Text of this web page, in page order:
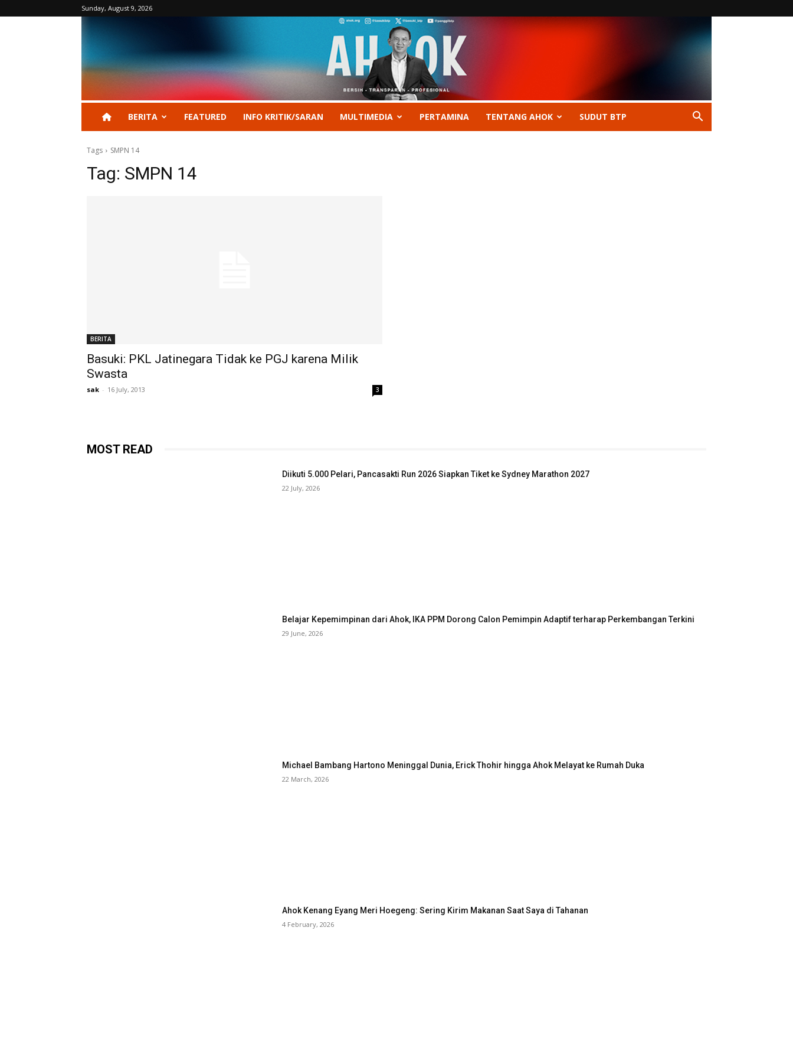
Sunday, August 9, 2026
BERITA FEATURED INFO KRITIK/SARAN MULTIMEDIA PERTAMINA TENTANG AHOK SUDUT BTP
Tags SMPN 14
Tag: SMPN 14
BERITA
Basuki: PKL Jatinegara Tidak ke PGJ karena Milik
Swasta
sak - 16 July, 2013 3
MOST READ
Diikuti 5.000 Pelari, Pancasakti Run 2026 Siapkan Tiket ke Sydney Marathon 2027
22 July, 2026
Belajar Kepemimpinan dari Ahok, IKA PPM Dorong Calon Pemimpin Adaptif terharap Perkembangan Terkini
29 June, 2026
Michael Bambang Hartono Meninggal Dunia, Erick Thohir hingga Ahok Melayat ke Rumah Duka
22 March, 2026
Ahok Kenang Eyang Meri Hoegeng: Sering Kirim Makanan Saat Saya di Tahanan
4 February, 2026